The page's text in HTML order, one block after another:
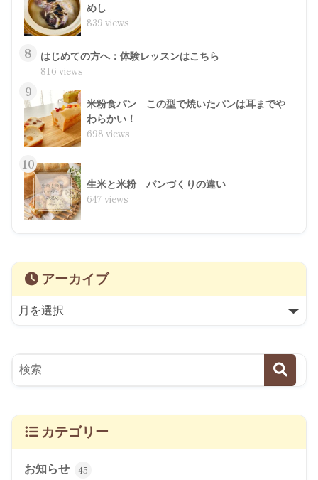
めし
839 views
8 はじめての方へ：体験レッスンはこちら
816 views
9
米粉食パン この型で焼いたパンは耳までや
わらかい！
698 views
10
生米と米粉 パンづくりの違い
647 views
アーカイブ
カテゴリー
お知らせ 45